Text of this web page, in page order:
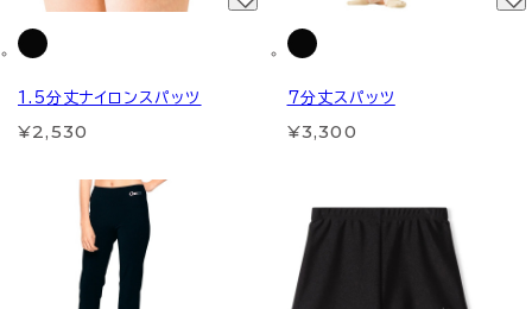
1.5分丈ナイロンスパッツ
¥2,530
7分丈スパッツ
¥3,300